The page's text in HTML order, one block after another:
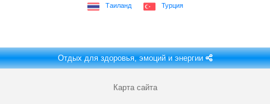
Таиланд Турция
Отдых для здоровья, эмоций и энергии
Карта сайта